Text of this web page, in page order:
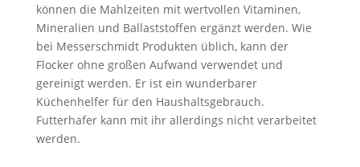
können die Mahlzeiten mit wertvollen Vitaminen,
Mineralien und Ballaststoffen ergänzt werden. Wie
bei Messerschmidt Produkten üblich, kann der
Flocker ohne großen Aufwand verwendet und
gereinigt werden. Er ist ein wunderbarer
Küchenhelfer für den Haushaltsgebrauch.
Futterhafer kann mit ihr allerdings nicht verarbeitet
werden.